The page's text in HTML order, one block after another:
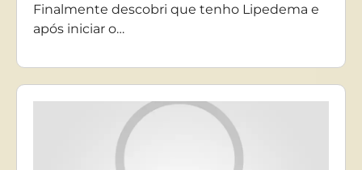
Finalmente descobri que tenho Lipedema e
após iniciar o…